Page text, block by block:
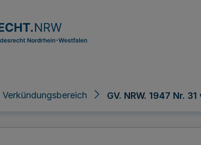
Verkündungsbereich GV. NRW. 1947 Nr. 31